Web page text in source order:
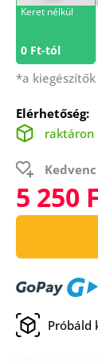
Keret nélkül
0 Ft-tól
*a kiegészítők
Elérhetőség:
raktáron
5 250
Próbáld